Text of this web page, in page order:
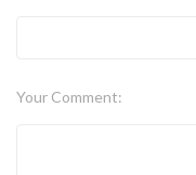
Your Comment: